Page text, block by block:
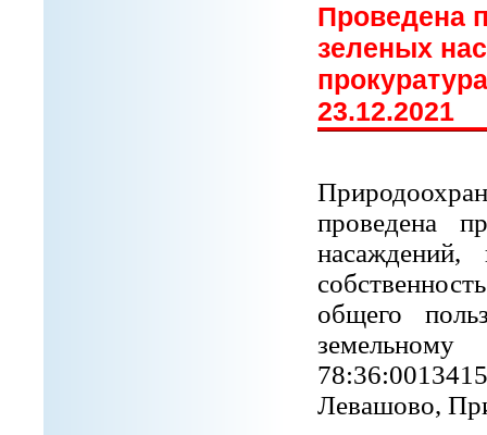
Проведена
зеленых
23.12.2021
проведена
насаждений,
общего
Левашово,